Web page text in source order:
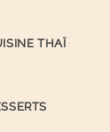
THAÏ